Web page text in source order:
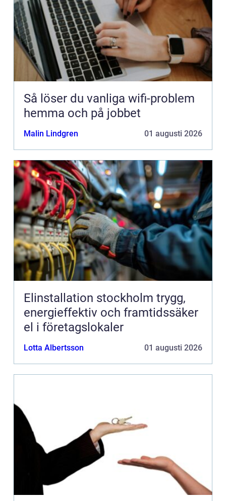
Så löser du vanliga wifi-problem
hemma och på jobbet
Malin Lindgren 01 augusti 2026
Elinstallation stockholm trygg,
energieffektiv och framtidssäker
el i företagslokaler
Lotta Albertsson 01 augusti 2026